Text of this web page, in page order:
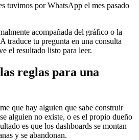
tuvimos por WhatsApp el mes pasado
acompañada del gráfico o la
traduce tu pregunta en una consulta
el resultado listo para leer.
reglas para una
que hay alguien que sabe construir
alguien no existe, o es el propio dueño
es que los dashboards se montan
y se abandonan.